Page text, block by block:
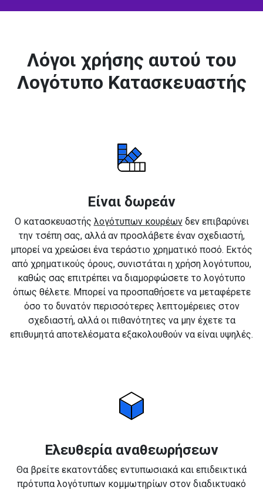
Λόγοι χρήσης αυτού του
Λογότυπο Κατασκευαστής
Είναι δωρεάν
Ο κατασκευαστής λογότυπων κουρέωνδεν επιβαρύνει
την τσέπη σας, αλλά αν προσλάβετε έναν σχεδιαστή,
μπορεί να χρεώσει ένα τεράστιο χρηματικό ποσό. Εκτός
από χρηματικούς όρους, συνιστάται η χρήση λογότυπου,
καθώς σας επιτρέπει να διαμορφώσετε το λογότυπο
όπως θέλετε. Μπορεί να προσπαθήσετε να μεταφέρετε
όσο το δυνατόν περισσότερες λεπτομέρειες στον
σχεδιαστή, αλλά οι πιθανότητες να μην έχετε τα
επιθυμητά αποτελέσματα εξακολουθούν να είναι υψηλές.
Ελευθερία αναθεωρήσεων
Θα βρείτε εκατοντάδες εντυπωσιακά και επιδεικτικά
πρότυπα λογότυπων κομμωτηρίων στον διαδικτυακό